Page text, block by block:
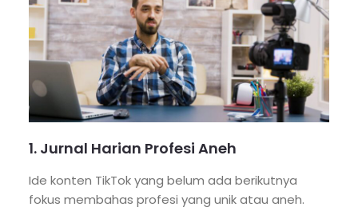
1. Jurnal Harian Profesi Aneh
Ide konten TikTok yang belum ada berikutnya
fokus membahas profesi yang unik atau aneh.